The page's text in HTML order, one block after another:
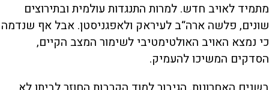
מתמיד לאויב חדש. למרות התנגדות עולמית ובתירוצים
שונים, פלשה ארה“ב לעיראק ולאפגניסטן. אבל אף שנדמה
כי נמצא האויב האולטימטיבי לשימור המצב הקיים,
הסדקים המשיכו להעמיק.